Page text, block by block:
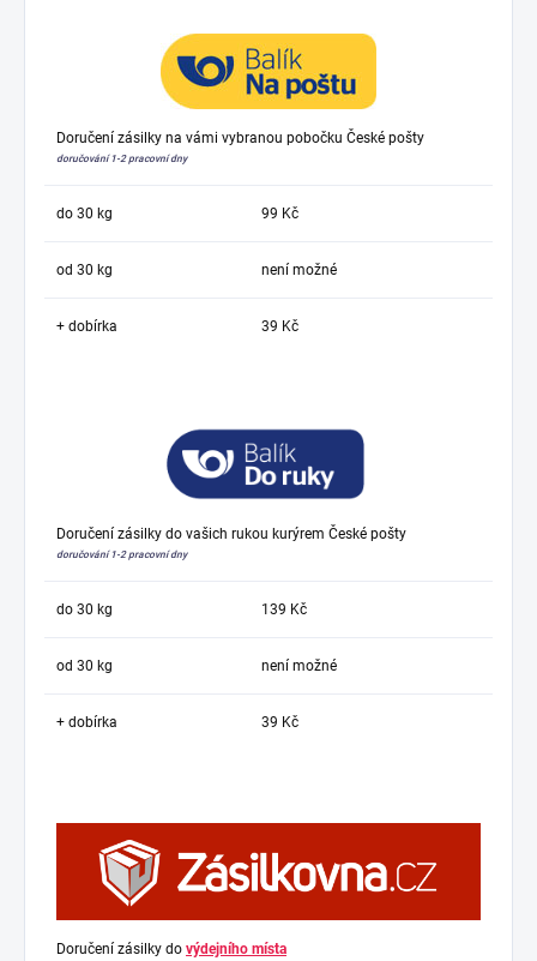
Doručení zásilky na vámi vybranou pobočku České pošty
doručování 1-2 pracovní dny
do 30 kg 99 Kč
od 30 kg není možné
+ dobírka 39 Kč
Doručení zásilky do vašich rukou kurýrem České pošty
doručování 1-2 pracovní dny
do 30 kg 139 Kč
od 30 kg není možné
+ dobírka 39 Kč
Doručení zásilky do výdejního místa